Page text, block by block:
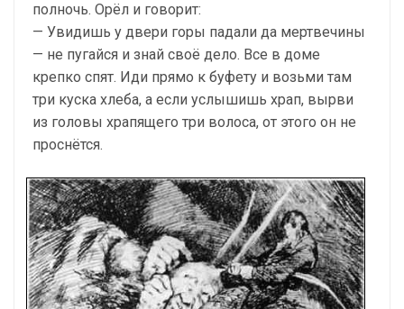
полночь. Орёл и говорит:
— Увидишь у двери горы падали да мертвечины
— не пугайся и знай своё дело. Все в доме
крепко спят. Иди прямо к буфету и возьми там
три куска хлеба, а если услышишь храп, вырви
из головы храпящего три волоса, от этого он не
проснётся.